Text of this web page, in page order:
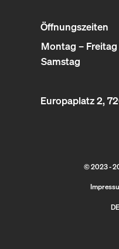
Öffnungszeiten
Montag – Freitag
Samstag
Europaplatz 2,
© 2023 -